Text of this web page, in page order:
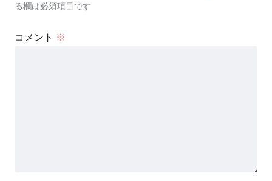
る欄は必須項目です
コメント ※